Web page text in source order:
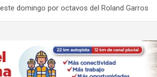
domingo por octavos del Roland Garros